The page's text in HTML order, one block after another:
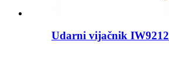
Udarni vijačnik IW9212